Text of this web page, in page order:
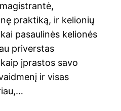
praktiką, ir kelionių
pasaulinės kelionės
priverstas
įprastos savo
ir visas